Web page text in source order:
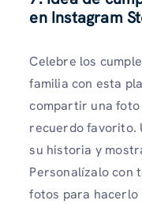
en Instagram
Celebre los
familia con esta
compartir una foto
recuerdo favorito.
su historia y
Personalízalo con
fotos para hacerlo